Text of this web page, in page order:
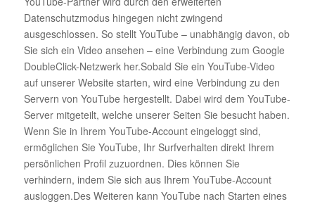
Datenschutzmodus hingegen nicht zwingend
ausgeschlossen. So stellt YouTube – unabhängig davon, ob
Sie sich ein Video ansehen – eine Verbindung zum Google
DoubleClick-Netzwerk her.Sobald Sie ein YouTube-Video
auf unserer Website starten, wird eine Verbindung zu den
Servern von YouTube hergestellt. Dabei wird dem YouTube-
Server mitgeteilt, welche unserer Seiten Sie besucht haben.
Wenn Sie in Ihrem YouTube-Account eingeloggt sind,
ermöglichen Sie YouTube, Ihr Surfverhalten direkt Ihrem
persönlichen Profil zuzuordnen. Dies können Sie
verhindern, indem Sie sich aus Ihrem YouTube-Account
ausloggen.Des Weiteren kann YouTube nach Starten eines